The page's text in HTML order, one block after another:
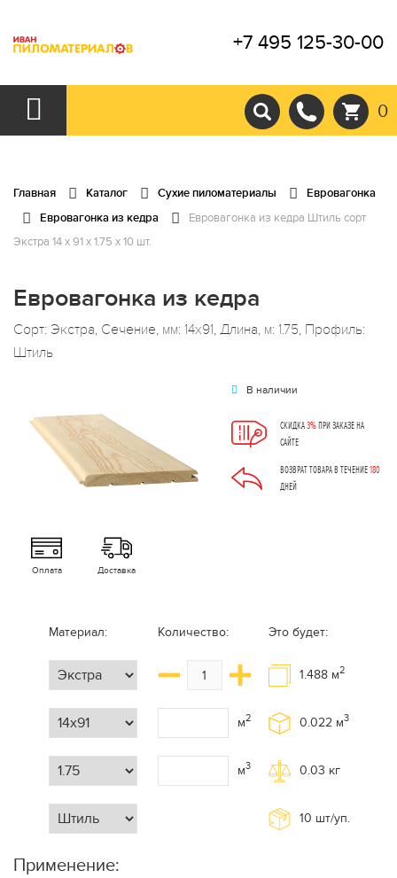
+7 495 125-30-00
0
Главная Каталог Сухие пиломатериалы
Евровагонка
Евровагонка из кедра
Евровагонка из кедра Штиль сорт
Экстра 14 x 91 x 1.75 x 10 шт.
Евровагонка из кедра
Сорт: Экстра, Сечение, мм: 14x91, Длина, м: 1.75, Профиль:
Штиль
В наличии
СКИДКА3%ПРИ ЗАКАЗЕ НА
САЙТЕ
ВОЗВРАТ ТОВАРА В ТЕЧЕНИЕ180
ДНЕЙ
Оплата Доставка
Материал: Количество:
м2
м3
Это будет:
1.488 м2
0.022 м3
0.03 кг
10 шт/уп.
Применение: